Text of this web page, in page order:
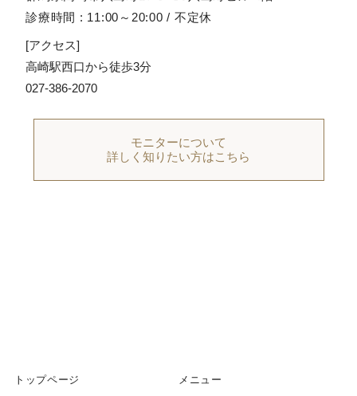
診療時間 : 11:00～20:00 / 不定休
[アクセス]
高崎駅西口から徒歩3分
027-386-2070
モニターについて
詳しく知りたい方はこちら
トップページ
メニュー